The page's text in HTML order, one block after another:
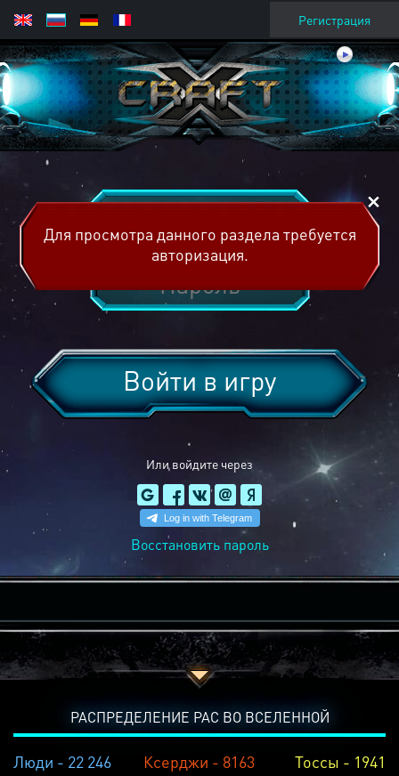
Регистрация
Или войдите через
Войти в игру
Восстановить пароль
Для просмотра данного раздела требуется
авторизация.
РАСПРЕДЕЛЕНИЕ РАС ВО ВСЕЛЕННОЙ
Люди - 22 246 Ксерджи - 8163 Тоссы - 1941